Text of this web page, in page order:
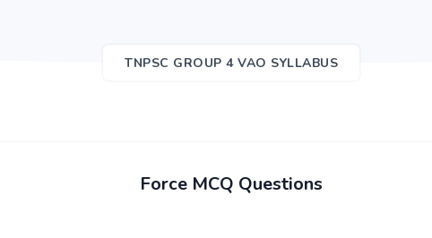
TNPSC GROUP 4 VAO SYLLABUS
Force MCQ Questions